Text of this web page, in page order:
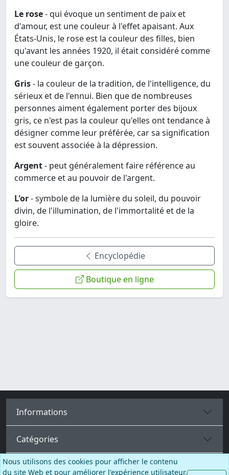
Le rose- qui évoque un sentiment de paix et
d'amour, est une couleur à l'effet apaisant. Aux
États-Unis, le rose est la couleur des filles, bien
qu'avant les années 1920, il était considéré comme
une couleur de garçon.
Gris- la couleur de la tradition, de l'intelligence, du
sérieux et de l'ennui. Bien que de nombreuses
personnes aiment également porter des bijoux
gris, ce n'est pas la couleur qu'elles ont tendance à
désigner comme leur préférée, car sa signification
est souvent associée à la dépression.
Argent- peut généralement faire référence au
commerce et au pouvoir de l'argent.
L'or- symbole de la lumière du soleil, du pouvoir
divin, de l'illumination, de l'immortalité et de la
gloire.
Encyclopédie
Boutique en ligne
Informations
Catégories
Plus de pages
Nous utilisons des cookies pour afficher le contenu
du site Web et pour améliorer l'expérience utilisateur.